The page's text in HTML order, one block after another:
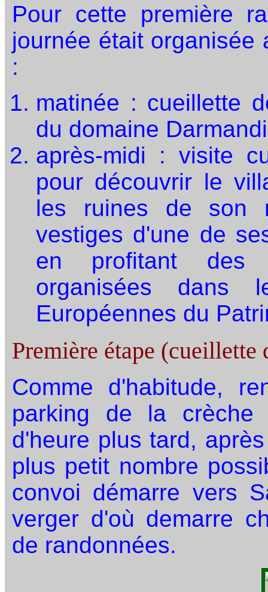
Pour cette première
journée était organisée
:
matinée : cueillette
du domaine
après-midi : visite
pour découvrir le
les ruines de son
vestiges d'une de
en profitant des
organisées dans
Européennes du
Première étape (cueillette
Comme d'habitude,
parking de la crèche
d'heure plus tard,
plus petit nombre
convoi démarre vers
verger d'où demarre
de randonnées.